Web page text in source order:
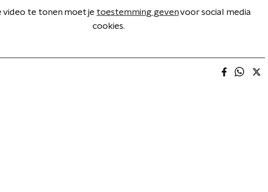
video te tonen moet je toestemming gevenvoor social media
cookies.